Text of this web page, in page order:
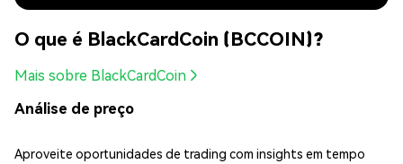
O que é BlackCardCoin (BCCOIN)?
Mais sobre BlackCardCoin
Análise de preço
Aproveite oportunidades de trading com insights em tempo